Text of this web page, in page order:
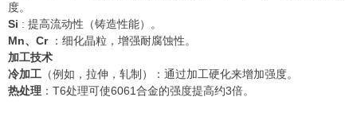
度。
Si : 提高流动性（铸造性能）。
Mn、Cr
：细化晶粒，增强耐腐蚀性。
加工技术
冷加工 （例如，拉伸，轧制）：通过加工硬化来增加强度。
热处理 ：T6处理可使6061合金的强度提高约3倍。